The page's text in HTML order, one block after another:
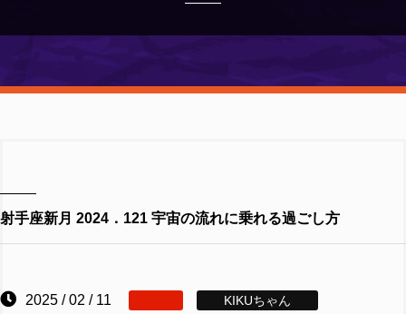
射手座新月 2024．121 宇宙の流れに乗れる過ごし方
2025 / 02 / 11 KIKUちゃん